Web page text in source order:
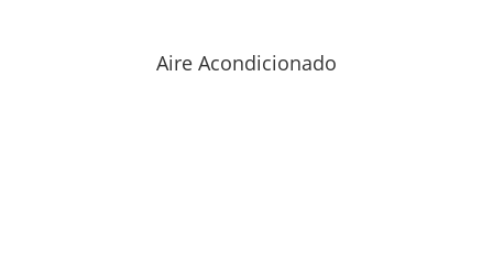
Aire Acondicionado